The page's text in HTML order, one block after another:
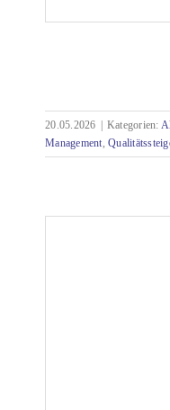
Technische
Argumente, die
20.05.2026 Kategorien:
Management,